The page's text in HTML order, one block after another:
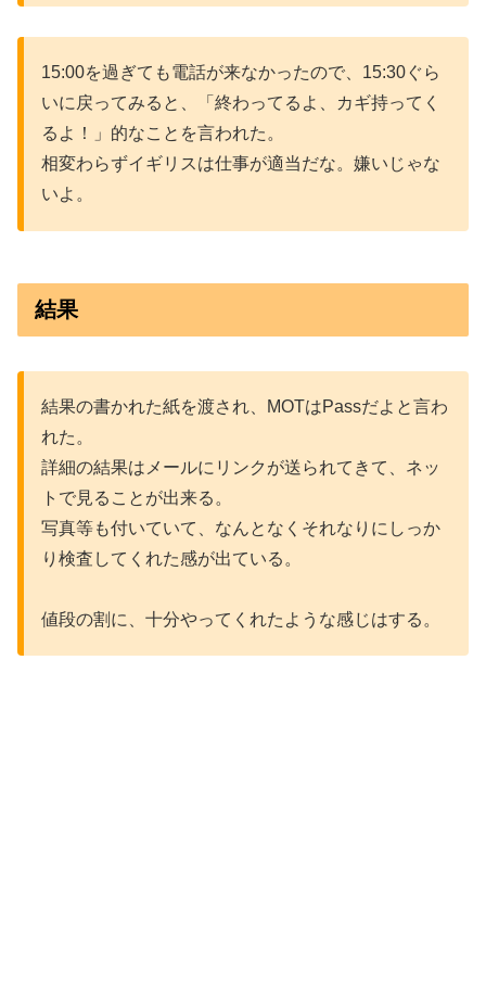
15:00を過ぎても電話が来なかったので、15:30ぐら
いに戻ってみると、「終わってるよ、カギ持ってく
るよ！」的なことを言われた。
相変わらずイギリスは仕事が適当だな。嫌いじゃな
いよ。
結果
結果の書かれた紙を渡され、MOTはPassだよと言わ
れた。
詳細の結果はメールにリンクが送られてきて、ネッ
トで見ることが出来る。
写真等も付いていて、なんとなくそれなりにしっか
り検査してくれた感が出ている。
値段の割に、十分やってくれたような感じはする。